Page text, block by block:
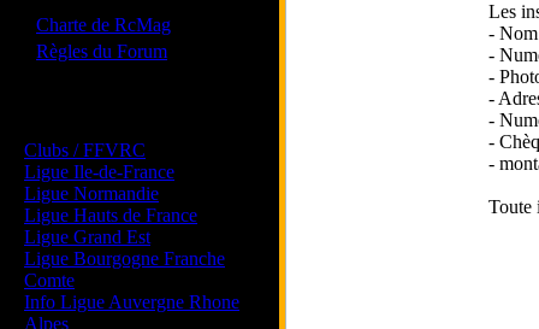
Charte de RcMag
Règles du Forum
Clubs / FFVRC
Ligue Ile-de-France
Ligue Normandie
Ligue Hauts de France
Ligue Grand Est
Ligue Bourgogne Franche
Comte
Info Ligue Auvergne Rhone
Alpes
Les
-
-
-
-
-
-
-
Toute